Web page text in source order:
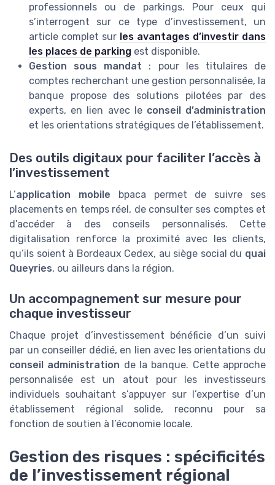
professionnels ou de parkings. Pour ceux qui
s’interrogent sur ce type d’investissement, un
article complet sur les avantages d’investir dans
les places de parking est disponible.
Gestion sous mandat : pour les titulaires de
comptes recherchant une gestion personnalisée, la
banque propose des solutions pilotées par des
experts, en lien avec le conseil d’administration
et les orientations stratégiques de l’établissement.
Des outils digitaux pour faciliter l’accès à
l’investissement
L’application mobile bpaca permet de suivre ses
placements en temps réel, de consulter ses comptes et
d’accéder à des conseils personnalisés. Cette
digitalisation renforce la proximité avec les clients,
qu’ils soient à Bordeaux Cedex, au siège social du quai
Queyries, ou ailleurs dans la région.
Un accompagnement sur mesure pour
chaque investisseur
Chaque projet d’investissement bénéficie d’un suivi
par un conseiller dédié, en lien avec les orientations du
conseil administration de la banque. Cette approche
personnalisée est un atout pour les investisseurs
individuels souhaitant s’appuyer sur l’expertise d’un
établissement régional solide, reconnu pour sa
fonction de soutien à l’économie locale.
Gestion des risques : spécificités
de l’investissement régional